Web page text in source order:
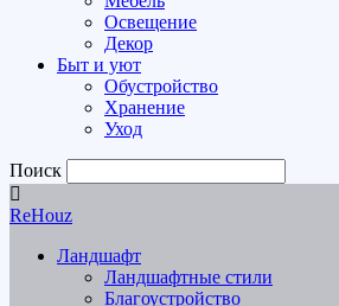
Освещение
Декор
Быт и уют
Обустройство
Хранение
Уход
Поиск
ReHouz
Ландшафт
Ландшафтные стили
Благоустройство